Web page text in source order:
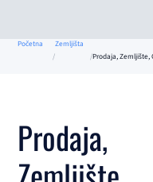
Početna
Zemljišta
Prodaja, Zemljište,
Prodaja,